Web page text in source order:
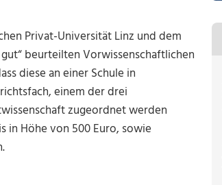
Privat-Universität Linz und dem
beurteilten Vorwissenschaftlichen
diese an einer Schule in
einem der drei
zugeordnet werden
in Höhe von 500 Euro, sowie